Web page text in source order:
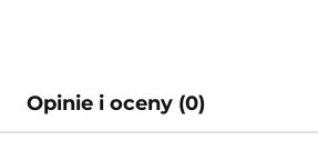
Opinie i oceny (0)